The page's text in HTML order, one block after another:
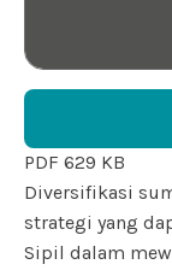
PDF 629 KB
Diversifikasi
strategi yang
Sipil dalam